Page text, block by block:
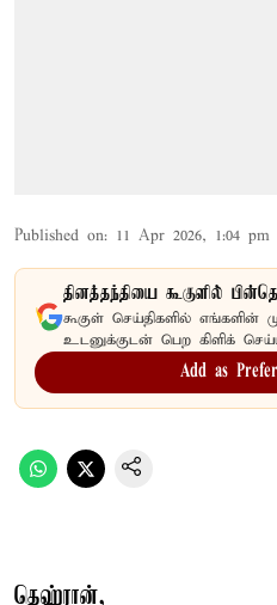
Published on: 11 Apr 2026, 1:04 pm
தினத்தந்தியை கூகுளில்
கூகுள் செய்திகளில் எங்களின்
உடனுக்குடன் பெற கிளிக்
Add as
தெஹ்ரான்,